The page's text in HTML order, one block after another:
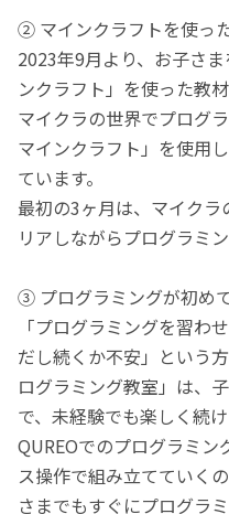
② マインクラフトを使っ
2023年9月より、お子さ
ンクラフト」を使った教
マイクラの世界でプログ
マインクラフト」を使用
ています。
最初の3ヶ月は、マイク
リアしながらプログラミ
③ プログラミングが初め
「プログラミングを習わ
だし続くか不安」という
ログラミング教室」は、
で、未経験でも楽しく続
QUREOでのプログラミ
ス操作で組み立てていく
さまでもすぐにプログラ